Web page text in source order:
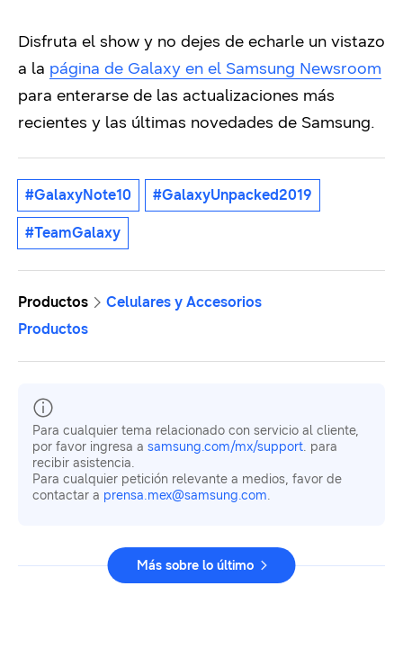
Disfruta el show y no dejes de echarle un vistazo
a la página de Galaxy en el Samsung Newsroom
para enterarse de las actualizaciones más
recientes y las últimas novedades de Samsung.
#GalaxyNote10 #GalaxyUnpacked2019
#TeamGalaxy
Productos
Celulares y Accesorios
Productos
Para cualquier tema relacionado con servicio al cliente,
por favor ingresa a samsung.com/mx/support. para
recibir asistencia.
Para cualquier petición relevante a medios, favor de
contactar a prensa.mex@samsung.com.
Más sobre lo último